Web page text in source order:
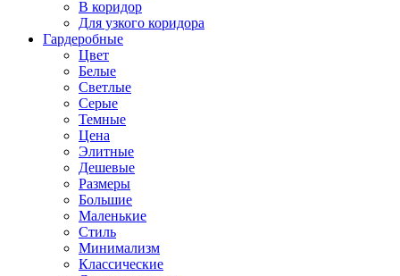
В коридор
Для узкого коридора
Гардеробные
Цвет
Белые
Светлые
Серые
Темные
Цена
Элитные
Дешевые
Размеры
Большие
Маленькие
Стиль
Минимализм
Классические